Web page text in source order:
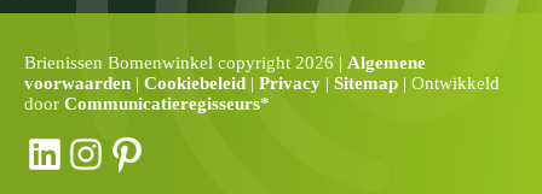
Brienissen Bomenwinkel copyright 2026 | Algemene
voorwaarden | Cookiebeleid | Privacy | Sitemap | Ontwikkeld
door Communicatieregisseurs*
LinkedIn
Instagram
Pinterest